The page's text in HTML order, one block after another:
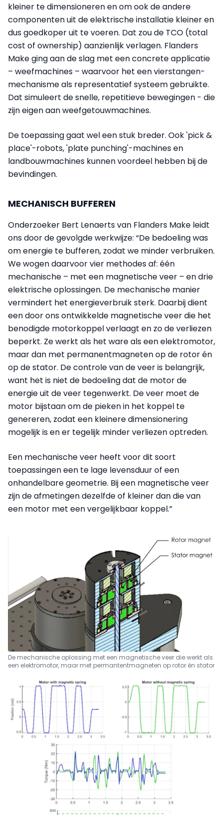
kleiner te dimensioneren en om ook de andere
componenten uit de elektrische installatie kleiner en
dus goedkoper uit te voeren. Dat zou de TCO (total
cost of ownership) aanzienlijk verlagen. Flanders
Make ging aan de slag met een concrete applicatie
– weefmachines – waarvoor het een vierstangen­
mechanisme als representatief systeem gebruikte.
Dat simuleert de snelle, repetitieve bewegingen - die
zijn eigen aan weefgetouwmachines.
De toepassing gaat wel een stuk breder. Ook 'pick &
place'-robots, 'plate punching'-machines en
landbouwmachines kunnen voordeel hebben bij de
bevindingen.
MECHANISCH BUFFEREN
Onderzoeker Bert Lenaerts van Flanders Make leidt
ons door de gevolgde werkwijze: “De bedoeling was
om energie te bufferen, zodat we minder verbruiken.
We wogen daarvoor vier methodes af: één
mechanische – met een magnetische veer – en drie
elektrische oplossingen. De mechanische manier
vermindert het energieverbruik sterk. Daarbij dient
een door ons ontwikkelde magnetische veer die het
benodigde motorkoppel verlaagt en zo de verliezen
beperkt. Ze werkt als het ware als een elektromotor,
maar dan met permanentmagneten op de rotor én
op de stator. De controle van de veer is belangrijk,
want het is niet de bedoeling dat de motor de
energie uit de veer tegenwerkt. De veer moet de
motor bijstaan om de pieken in het koppel te
genereren, zodat een kleinere dimensionering
mogelijk is en er tegelijk minder verliezen optreden.
Een mechanische veer heeft voor dit soort
toepassingen een te lage levensduur of een
onhandelbare geometrie. Bij een magnetische veer
zijn de afmetingen dezelfde of kleiner dan die van
een motor met een vergelijkbaar koppel.”
De mechanische oplossing met een magnetische veer die werkt als
een elektromotor, maar met permantentmagneten op rotor én stator